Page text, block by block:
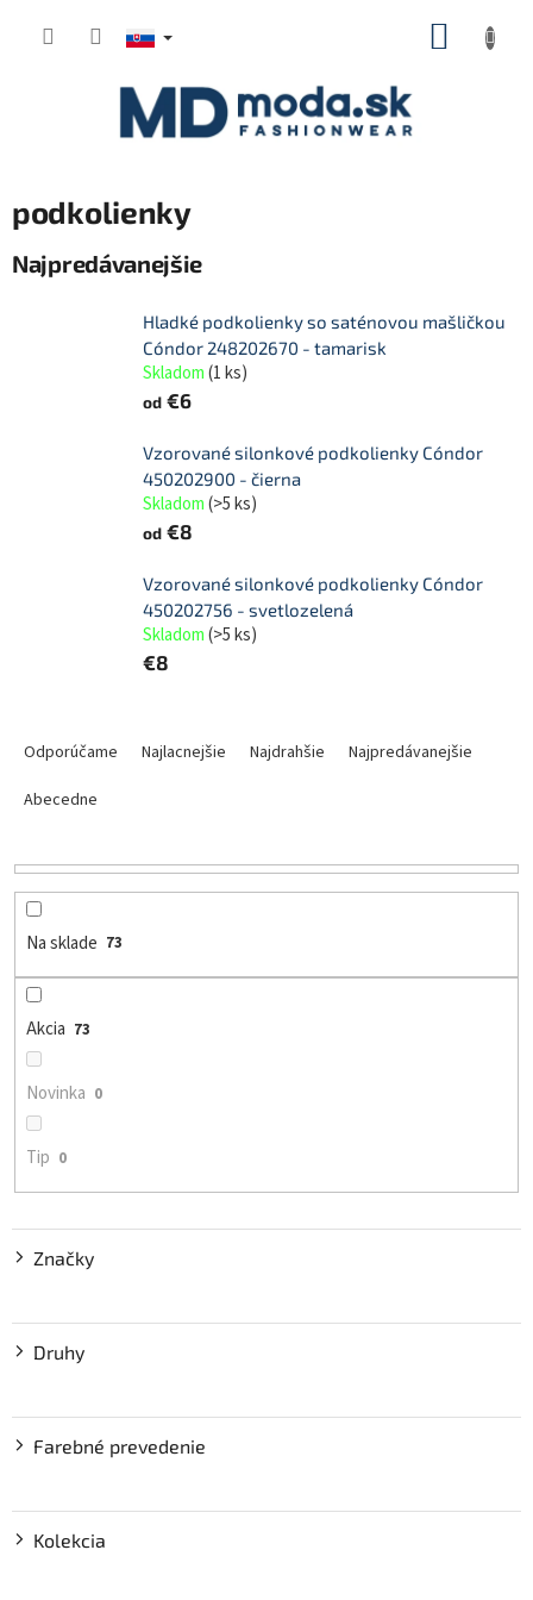
podkolienky
Najpredávanejšie
Hladké podkolienky so saténovou mašličkou
Cóndor 248202670 - tamarisk
Skladom(1 ks)
od €6
Vzorované silonkové podkolienky Cóndor
450202900 - čierna
Skladom(>5 ks)
od €8
Vzorované silonkové podkolienky Cóndor
450202756 - svetlozelená
Skladom(>5 ks)
€8
e
d
Odporúčame Najlacnejšie Najdrahšie
Najpredávanejšie
Abecedne
Na sklade 73
Akcia 73
Novinka 0
Tip 0
Značky
Druhy
Farebné prevedenie
Kolekcia